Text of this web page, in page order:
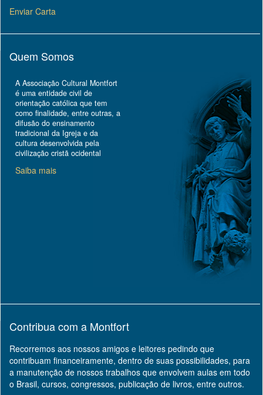
Enviar Carta
Quem Somos
A Associação Cultural Montfort
é uma entidade civil de
orientação católica que tem
como finalidade, entre outras, a
difusão do ensinamento
tradicional da Igreja e da
cultura desenvolvida pela
civilização cristã ocidental
Saiba mais
Contribua com a Montfort
Recorremos aos nossos amigos e leitores pedindo que
contribuam financeiramente, dentro de suas possibilidades, para
a manutenção de nossos trabalhos que envolvem aulas em todo
o Brasil, cursos, congressos, publicação de livros, entre outros.